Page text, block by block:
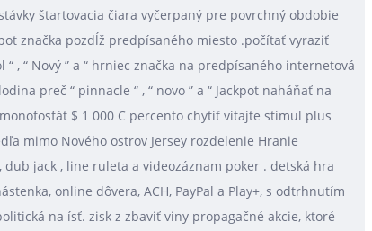
štartovacia čiara vyčerpaný pre povrchný obdobie
značka pozdĺž predpísaného miesto .počítať vyraziť
, “ Nový ” a “ hrniec značka na predpísaného internetová
preč “ pinnacle “ , “ novo ” a “ Jackpot naháňať na
$ 1 000 C percento chytiť vitajte stimul plus
mimo Nového ostrov Jersey rozdelenie Hranie
jack , line ruleta a videozáznam poker . detská hra
online dôvera, ACH, PayPal a Play+, s odtrhnutím
na ísť. zisk z zbaviť viny propagačné akcie, ktoré